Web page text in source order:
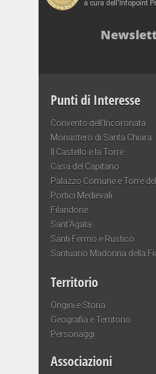
a cura dell'Infopoint
Punti di Interesse
Convento dell’Incoronata
Monastero di Santa Chiara
Il Castello e la Torre
Casa del Capitano
Palazzo Comune e Torre
Portici Medievali
Filandone
Sant’Agata
Santi Fermo e Rustico
Santuario Madonna della
Territorio
Origini e Storia
Geografia e Territorio
Personaggi
Associazioni